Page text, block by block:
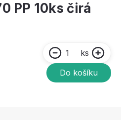
PP 10ks čirá
ks
Do košíku